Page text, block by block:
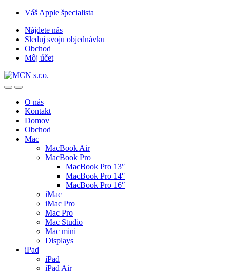
Skip
navigation
Skip
content
Váš Apple špecialista
Nájdete nás
Sleduj svoju objednávku
Obchod
Môj účet
O nás
Kontakt
Domov
Obchod
Mac
MacBook Air
MacBook Pro
MacBook Pro 13″
MacBook Pro 14″
MacBook Pro 16″
iMac
iMac Pro
Mac Pro
Mac Studio
Mac mini
Displays
iPad
iPad
iPad Air